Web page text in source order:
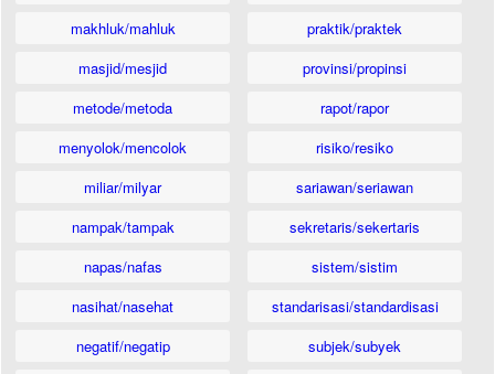
makhluk/mahluk
masjid/mesjid
metode/metoda
menyolok/mencolok
miliar/milyar
nampak/tampak
napas/nafas
nasihat/nasehat
negatif/negatip
praktik/praktek
provinsi/propinsi
rapot/rapor
risiko/resiko
sariawan/seriawan
sekretaris/sekertaris
sistem/sistim
standarisasi/standardisasi
subjek/subyek